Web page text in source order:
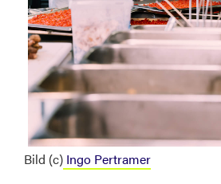
Bild (c) Ingo Pertramer